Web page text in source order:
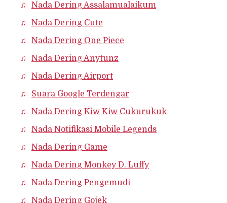
Nada Dering Assalamualaikum
Nada Dering Cute
Nada Dering One Piece
Nada Dering Anytunz
Nada Dering Airport
Suara Google Terdengar
Nada Dering Kiw Kiw Cukurukuk
Nada Notifikasi Mobile Legends
Nada Dering Game
Nada Dering Monkey D. Luffy
Nada Dering Pengemudi
Nada Dering Gojek